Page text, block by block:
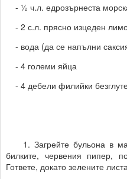
- ½ ч.л. едрозърнеста
- 2 с.л. прясно изцеден
- вода (да се напълни
- 4 големи яйца
- 4 дебели филийки
1. Загрейте бульона в
билките, червения пипер,
Гответе, докато зелените